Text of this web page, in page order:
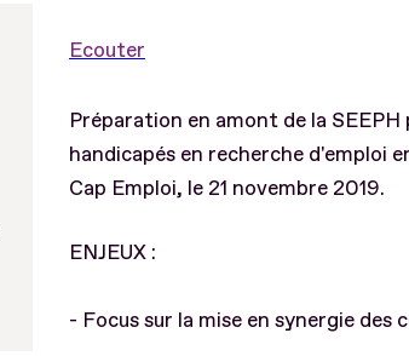
Ecouter
Préparation en amont de la
handicapés en recherche d'emploi
Cap Emploi, le 21 novembre 2019.
ENJEUX :
- Focus sur la mise en synergie des